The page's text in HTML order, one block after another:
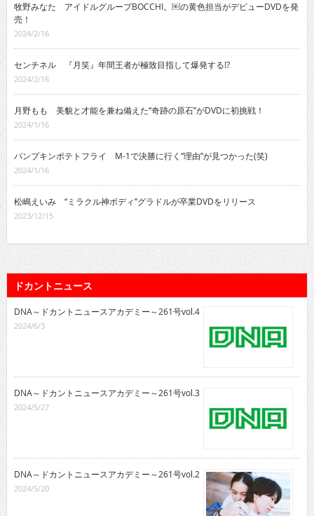
牧野みなた アイドルグループBOCCHI。￼の黄色担当がデビューDVDを発
売！
2024/2/16
センチネル 『月笑』年間王者が極致目指して爆発する!?
2024/2/16
月野もも 美貌と才能を兼ね備えた“奇跡の原石”がDVDに初挑戦！
2024/1/16
パンプキンポテトフライ M-1で決勝に行く“理由”が見つかった(笑)
2024/1/16
松嶋えいみ “ミラクル神ボディ”グラドルが卒業DVDをリリース
2023/12/15
ドカントニュース
DNA～ドカントニュースアカデミー～261号vol.4
2024/6/3
DNA～ドカントニュースアカデミー～261号vol.3
2024/5/27
DNA～ドカントニュースアカデミー～261号vol.2
2024/5/20